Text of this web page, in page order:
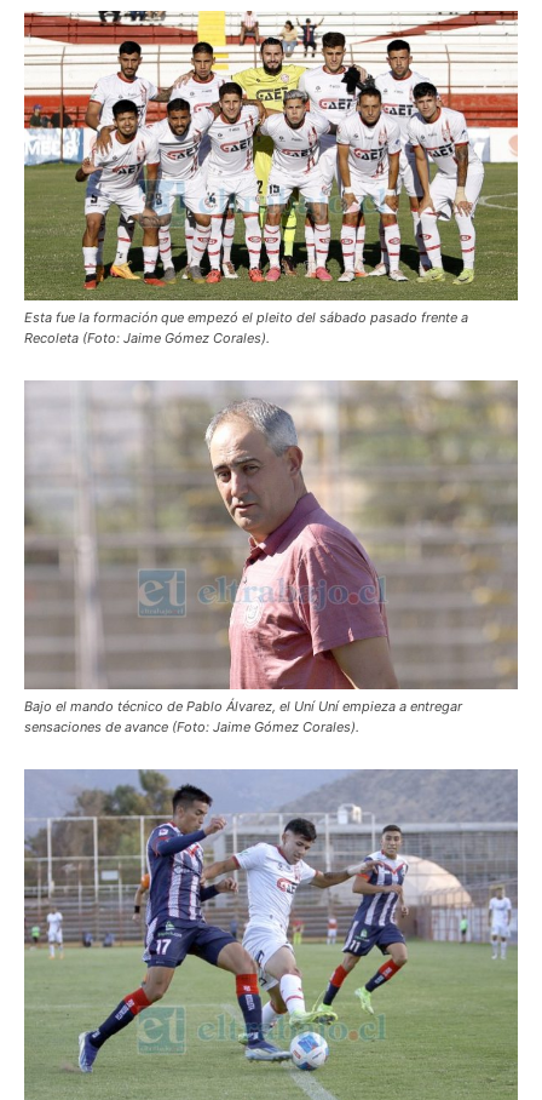
Esta fue la formación que empezó el pleito del sábado pasado frente a
Recoleta (Foto: Jaime Gómez Corales).
Bajo el mando técnico de Pablo Álvarez, el Uní Uní empieza a entregar
sensaciones de avance (Foto: Jaime Gómez Corales).